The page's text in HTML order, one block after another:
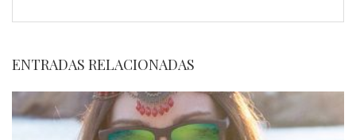
ENTRADAS RELACIONADAS